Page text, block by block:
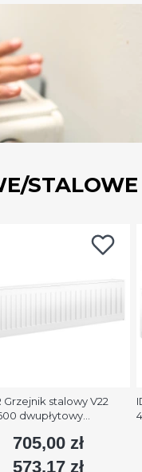
STALOWE
Grzejnik stalowy V22
dwupłytowy
20°C) biały RAL9016
Cena
705,00 zł
Cena
573,17 zł